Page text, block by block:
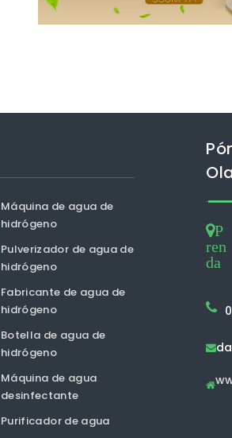
Máquina de agua de
hidrógeno
Pulverizador de agua de
hidrógeno
Fabricante de agua de
hidrógeno
Botella de agua de
hidrógeno
Máquina de agua
desinfectante
Purificador de agua
P
ren
da

